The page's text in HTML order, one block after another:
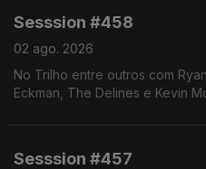
Sesssion #458
02 ago. 2026
No Trilho entre outros com
Eckman, The Delines e Kevin
Sesssion #457